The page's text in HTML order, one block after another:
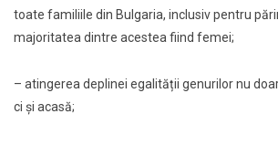
toate familiile din Bulgaria, inclusiv pentru
majoritatea dintre acestea fiind femei;
– atingerea deplinei egalității genurilor nu
ci şi acasă;